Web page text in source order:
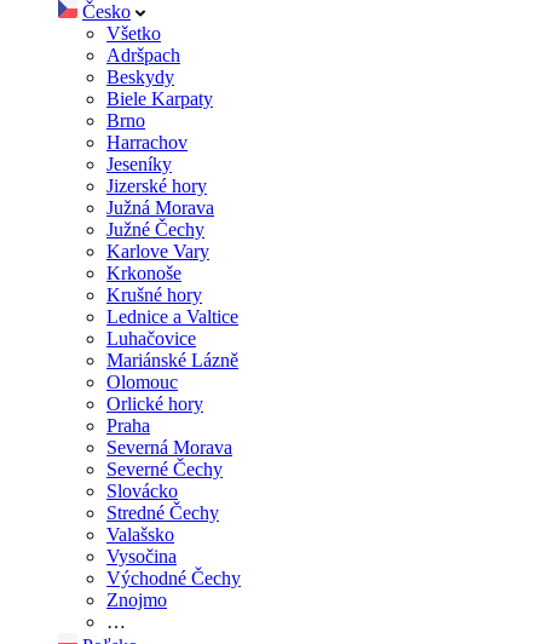
Česko
Všetko
Adršpach
Beskydy
Biele Karpaty
Brno
Harrachov
Jeseníky
Jizerské hory
Južná Morava
Južné Čechy
Karlove Vary
Krkonoše
Krušné hory
Lednice a Valtice
Luhačovice
Mariánské Lázně
Olomouc
Orlické hory
Praha
Severná Morava
Severné Čechy
Slovácko
Stredné Čechy
Valašsko
Vysočina
Východné Čechy
Znojmo
…